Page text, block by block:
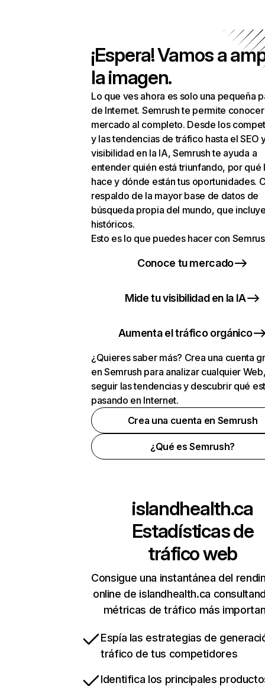
¡Espera! Vamos a
la imagen.
Lo que ves ahora es solo una pequeña
de Internet. Semrush te permite
mercado al completo. Desde los
y las tendencias de tráfico hasta el SEO
visibilidad en la IA, Semrush te ayuda a
entender quién está triunfando, por qué
hace y dónde están tus oportunidades.
respaldo de la mayor base de datos de
búsqueda propia del mundo, que
históricos.
Esto es lo que puedes hacer con
Conoce tu mercado
Mide tu visibilidad en la IA
Aumenta el tráfico orgánico
¿Quieres saber más? Crea una cuenta
en Semrush para analizar cualquier
seguir las tendencias y descubrir qué
pasando en Internet.
Crea una cuenta en Semrush
¿Qué es Semrush?
islandhealth.ca
Estadísticas de
tráfico web
Consigue una instantánea del
online de islandhealth.ca
métricas de tráfico más
Espía las estrategias de
tráfico de tus competidores
Identifica los principales